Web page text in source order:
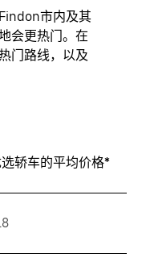
市内及其
会更热门。在
门路线，以及
轿车的平均价格*